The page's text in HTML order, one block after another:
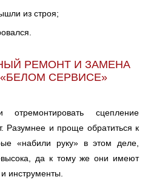
из строя;
РЕМОНТ И ЗАМЕНА
СЕРВИСЕ»
отремонтировать сцепление
Разумнее и проще обратиться к
«набили руку» в этом деле,
да к тому же они имеют
инструменты.